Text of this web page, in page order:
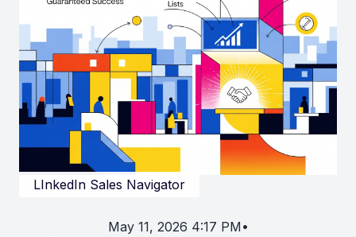
LInkedIn Sales Navigator
May 11, 2026 4:17 PM•